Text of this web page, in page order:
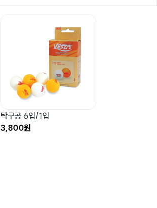
탁구공 6입/1입
3,800원